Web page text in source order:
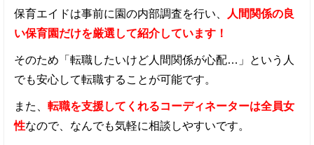
保育エイドは事前に園の内部調査を行い、
人間関係の良
い保育園だけを厳選して紹介しています！
そのため「転職したいけど人間関係が心配…」という人
でも安心して転職することが可能です。
また、転職を支援してくれるコーディネーターは全員女
性なので、なんでも気軽に相談しやすいです。